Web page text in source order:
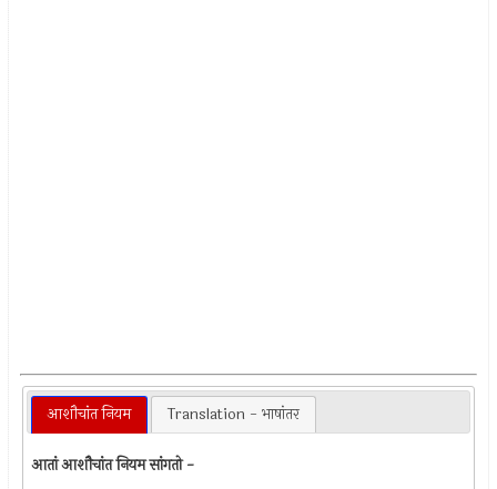
आशौचांत नियम Translation - भाषांतर
आतां आशौचांत नियम सांगतो -